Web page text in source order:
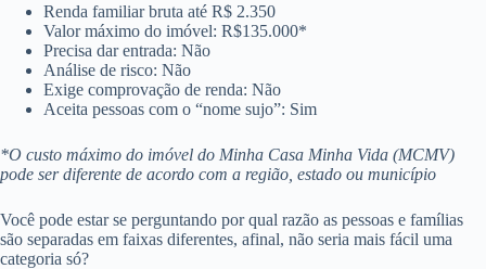
Renda familiar bruta até R$ 2.350
Valor máximo do imóvel: R$135.000*
Precisa dar entrada: Não
Análise de risco: Não
Exige comprovação de renda: Não
Aceita pessoas com o “nome sujo”: Sim
*O custo máximo do imóvel do Minha Casa Minha Vida (MCMV)
pode ser diferente de acordo com a região, estado ou município
Você pode estar se perguntando por qual razão as pessoas e famílias
são separadas em faixas diferentes, afinal, não seria mais fácil uma
categoria só?